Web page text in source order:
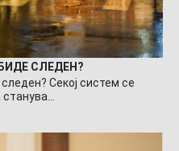
СЛЕДЕН?
Секој систем се
станува…